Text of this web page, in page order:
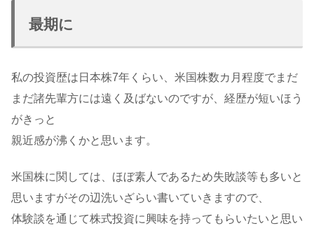
最期に
私の投資歴は日本株7年くらい、米国株数カ月程度でまだ
まだ諸先輩方には遠く及ばないのですが、経歴が短いほう
がきっと
親近感が沸くかと思います。
米国株に関しては、ほぼ素人であるため失敗談等も多いと
思いますがその辺洗いざらい書いていきますので、
体験談を通じて株式投資に興味を持ってもらいたいと思い